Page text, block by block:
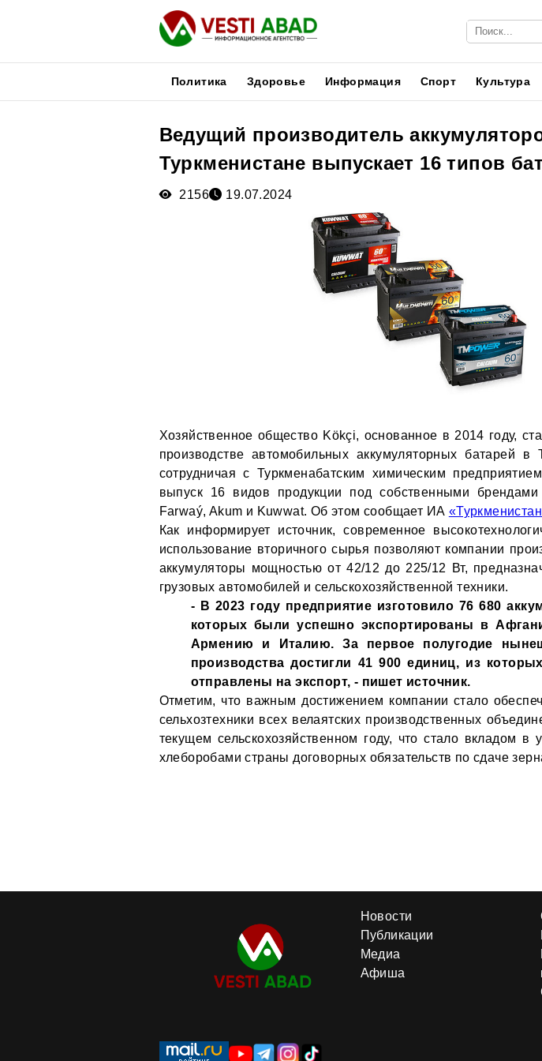
Политика Здоровье Информация Спорт Культура
Ведущий производитель
Туркменистане выпускает 16 типов
2156 19.07.2024
Хозяйственное общество Kökçi, основанное в 2014 году,
производстве автомобильных аккумуляторных батарей в
сотрудничая с Туркменабатским химическим
выпуск 16 видов продукции под собственными
Farwaý, Akum и Kuwwat. Об этом сообщает ИА
Как информирует источник, современное
использование вторичного сырья позволяют компании
аккумуляторы мощностью от 42/12 до 225/12 Вт,
грузовых автомобилей и сельскохозяйственной техники.
- В 2023 году предприятие изготовило 76 680
которых были успешно экспортированы в
Армению и Италию. За первое полугодие
производства достигли 41 900 единиц, из
отправлены на экспорт, - пишет источник.
Отметим, что важным достижением компании стало
сельхозтехники всех велаятских производственных
текущем сельскохозяйственном году, что стало вкладом
хлеборобами страны договорных обязательств по сдаче
Новости
Публикации
Медиа
Афиша